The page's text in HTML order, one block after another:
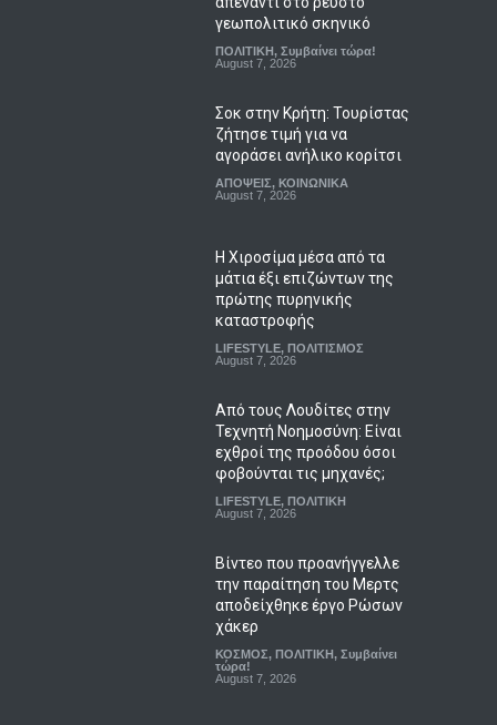
γεωπολιτικό σκηνικό
ΠΟΛΙΤΙΚΗ, Συμβαίνει τώρα!
August 7, 2026
Σοκ στην Κρήτη: Τουρίστας
ζήτησε τιμή για να
αγοράσει ανήλικο κορίτσι
ΑΠΟΨΕΙΣ, ΚΟΙΝΩΝΙΚΑ
August 7, 2026
Η Χιροσίμα μέσα από τα
μάτια έξι επιζώντων της
πρώτης πυρηνικής
καταστροφής
LIFESTYLE, ΠΟΛΙΤΙΣΜΟΣ
August 7, 2026
Από τους Λουδίτες στην
Τεχνητή Νοημοσύνη: Είναι
εχθροί της προόδου όσοι
φοβούνται τις μηχανές;
LIFESTYLE, ΠΟΛΙΤΙΚΗ
August 7, 2026
Βίντεο που προανήγγελλε
την παραίτηση του Μερτς
αποδείχθηκε έργο Ρώσων
χάκερ
ΚΟΣΜΟΣ, ΠΟΛΙΤΙΚΗ, Συμβαίνει
τώρα!
August 7, 2026